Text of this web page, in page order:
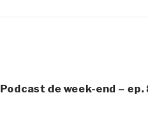
Podcast de week-end – ep.